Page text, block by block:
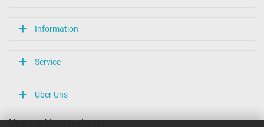
Information
Service
Über Uns
Unsere Versandarten